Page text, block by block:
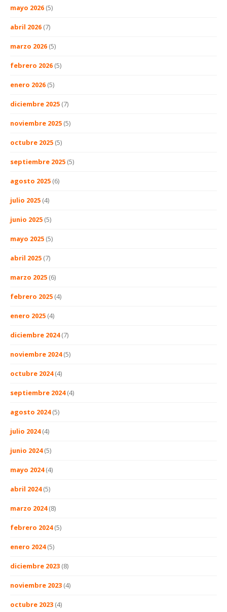
mayo 2026 (5)
abril 2026 (7)
marzo 2026 (5)
febrero 2026 (5)
enero 2026 (5)
diciembre 2025 (7)
noviembre 2025 (5)
octubre 2025 (5)
septiembre 2025 (5)
agosto 2025 (6)
julio 2025 (4)
junio 2025 (5)
mayo 2025 (5)
abril 2025 (7)
marzo 2025 (6)
febrero 2025 (4)
enero 2025 (4)
diciembre 2024(7)
noviembre 2024(5)
octubre 2024(4)
septiembre 2024(4)
agosto 2024(5)
julio 2024(4)
junio 2024(5)
mayo 2024(4)
abril 2024(5)
marzo 2024(8)
febrero 2024(5)
enero 2024(5)
diciembre 2023 (8)
noviembre 2023 (4)
octubre 2023 (4)